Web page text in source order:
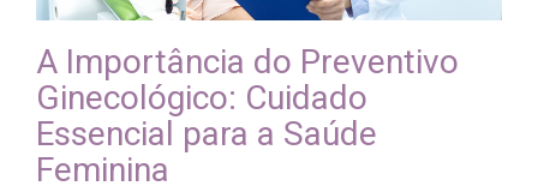
A Importância do Preventivo
Ginecológico: Cuidado
Essencial para a Saúde
Feminina